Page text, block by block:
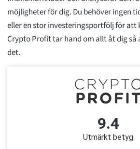
möjligheter för dig. Du behöver ingen
eller en stor investeringsportfölj för att
Crypto Profit tar hand om allt åt dig så
det.
9.4
Utmärkt betyg